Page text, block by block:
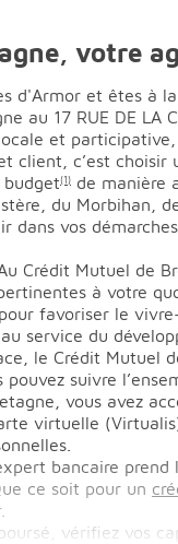
votre
d'Armor et êtes à
au 17 RUE DE LA
et
client, c’est
budget(1) de manière
du Morbihan,
dans vos
Crédit Mutuel de
à votre
favoriser le
, au service du
le Crédit Mutuel
suivre
vous avez
virtuelle
bancaire
ce soit pour un
vérifiez vos